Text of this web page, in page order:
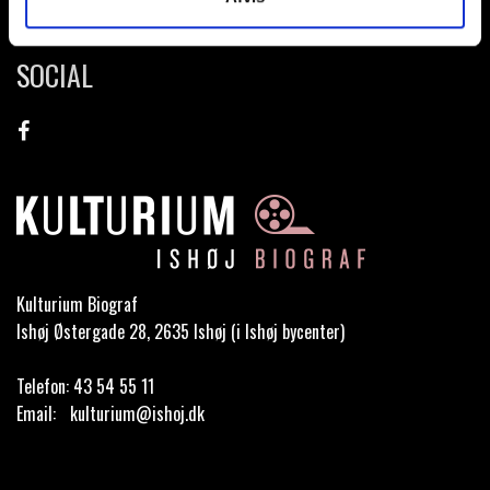
SOCIAL
Kulturium Biograf
Ishøj Østergade 28, 2635 Ishøj (i Ishøj bycenter)
Telefon: 43 54 55 11
Email: kulturium@ishoj.dk